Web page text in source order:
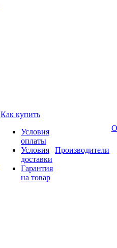
Как купить
Условия
оплаты
Условия
доставки
Гарантия
на товар
Производители